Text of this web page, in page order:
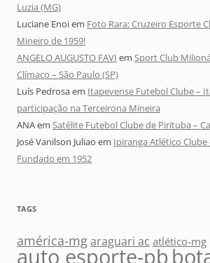
Luzia (MG)
Luciane Enoiem Foto Rara: Cruzeiro Esporte
Mineiro de 1959!
ANGELO AUGUSTO FAVI em Sport Club
Clímaco – São Paulo (SP)
Luís Pedrosaem Itapevense Futebol Clube –
participação na Terceirona Mineira
ANAem Satélite Futebol Clube de Pirituba –
José Vanilson Juliao em Ipiranga Atlético Clube
Fundado em 1952
TAGS
américa-mgaraguari ac atlético-mg
auto esporte-pb